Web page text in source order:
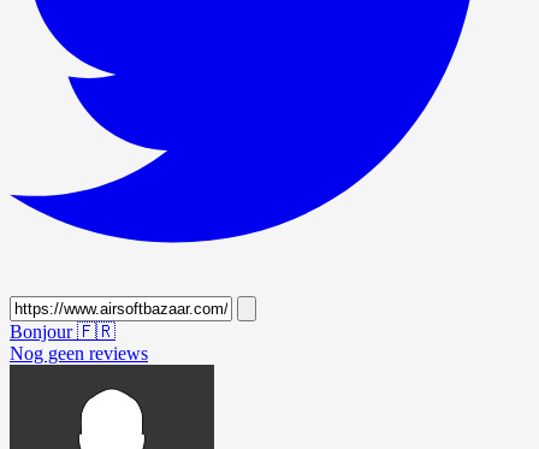
Bonjour🇫🇷
Nog geen reviews